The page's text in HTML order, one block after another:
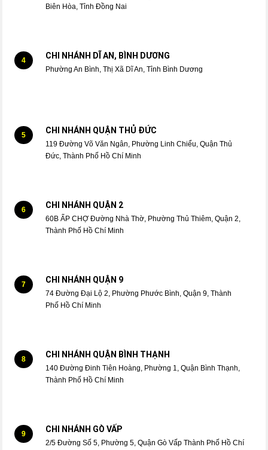
Biên Hòa, Tỉnh Đồng Nai
4 CHI NHÁNH DĨ AN, BÌNH DƯƠNG
Phường An Bình, Thị Xã Dĩ An, Tỉnh Bình Dương
5 CHI NHÁNH QUẬN THỦ ĐỨC
119 Đường Võ Văn Ngân, Phường Linh Chiểu, Quận Thủ
Đức, Thành Phố Hồ Chí Minh
6 CHI NHÁNH QUẬN 2
60B ẤP CHỢ Đường Nhà Thờ, Phường Thủ Thiêm, Quận 2,
Thành Phố Hồ Chí Minh
7 CHI NHÁNH QUẬN 9
74 Đường Đại Lộ 2, Phường Phước Bình, Quận 9, Thành
Phố Hồ Chí Minh
8 CHI NHÁNH QUẬN BÌNH THẠNH
140 Đường Đinh Tiên Hoàng, Phường 1, Quận Bình Thạnh,
Thành Phố Hồ Chí Minh
9 CHI NHÁNH GÒ VẤP
2/5 Đường Số 5, Phường 5, Quận Gò Vấp Thành Phố Hồ Chí